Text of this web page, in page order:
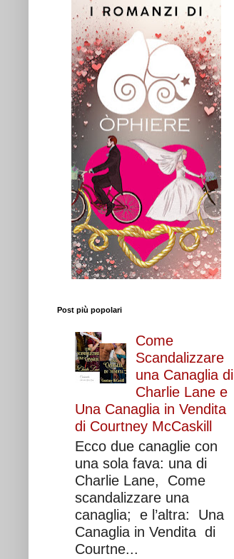
Post più popolari
Come
Scandalizzare
una Canaglia di
Charlie Lane e
Una Canaglia in Vendita
di Courtney McCaskill
Ecco due canaglie con
una sola fava: una di
Charlie Lane, Come
scandalizzare una
canaglia; e l’altra: Una
Canaglia in Vendita di
Courtne...